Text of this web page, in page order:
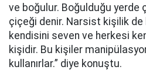
ve boğulur. Boğulduğu yerde
çiçeği denir. Narsist kişilik de
kendisini seven ve herkesi
kişidir. Bu kişiler
kullanırlar.” diye konuştu.